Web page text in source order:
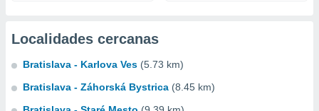
Localidades cercanas
Bratislava - Karlova Ves (5.73 km)
Bratislava - Záhorská Bystrica (8.45 km)